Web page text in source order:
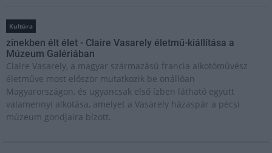
Kultúra
zínekben élt élet - Claire Vasarely életmű-kiállítása a
Múzeum Galériában
Claire Vasarely, a magyar származású francia alkotóművész
életműve most először mutatkozik be önállóan
Magyarországon, és ugyancsak első ízben látható együtt
valamennyi alkotása, amelyet a Vasarely házaspár a pécsi
múzeum gondjaira bízott.